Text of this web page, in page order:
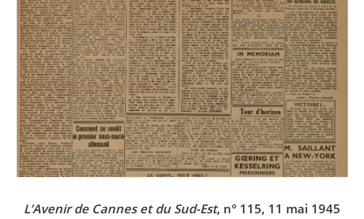
L’Avenir de Cannes et du Sud-Est, n° 115, 11 mai 1945